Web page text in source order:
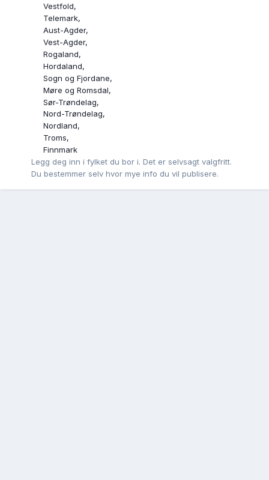
Vestfold
Telemark
Aust-Agder
Vest-Agder
Rogaland
Hordaland
Sogn og Fjordane
Møre og Romsdal
Sør-Trøndelag
Nord-Trøndelag
Nordland
Troms
Finnmark
Legg deg inn i fylket du bor i. Det er selvsagt valgfritt.
Du bestemmer selv hvor mye info du vil publisere.